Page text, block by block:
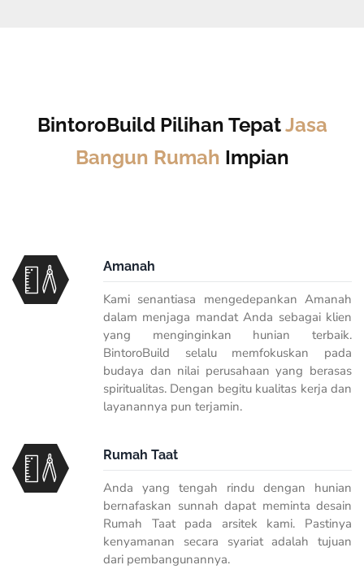
BintoroBuild Pilihan TepatJasa
Bangun Rumah Impian
Amanah
Kami senantiasa mengedepankan Amanah
dalam menjaga mandat Anda sebagai klien
yang menginginkan hunian terbaik.
BintoroBuild selalu memfokuskan pada
budaya dan nilai perusahaan yang berasas
spiritualitas. Dengan begitu kualitas kerja dan
layanannya pun terjamin.
Rumah Taat
Anda yang tengah rindu dengan hunian
bernafaskan sunnah dapat meminta desain
Rumah Taat pada arsitek kami. Pastinya
kenyamanan secara syariat adalah tujuan
dari pembangunannya.